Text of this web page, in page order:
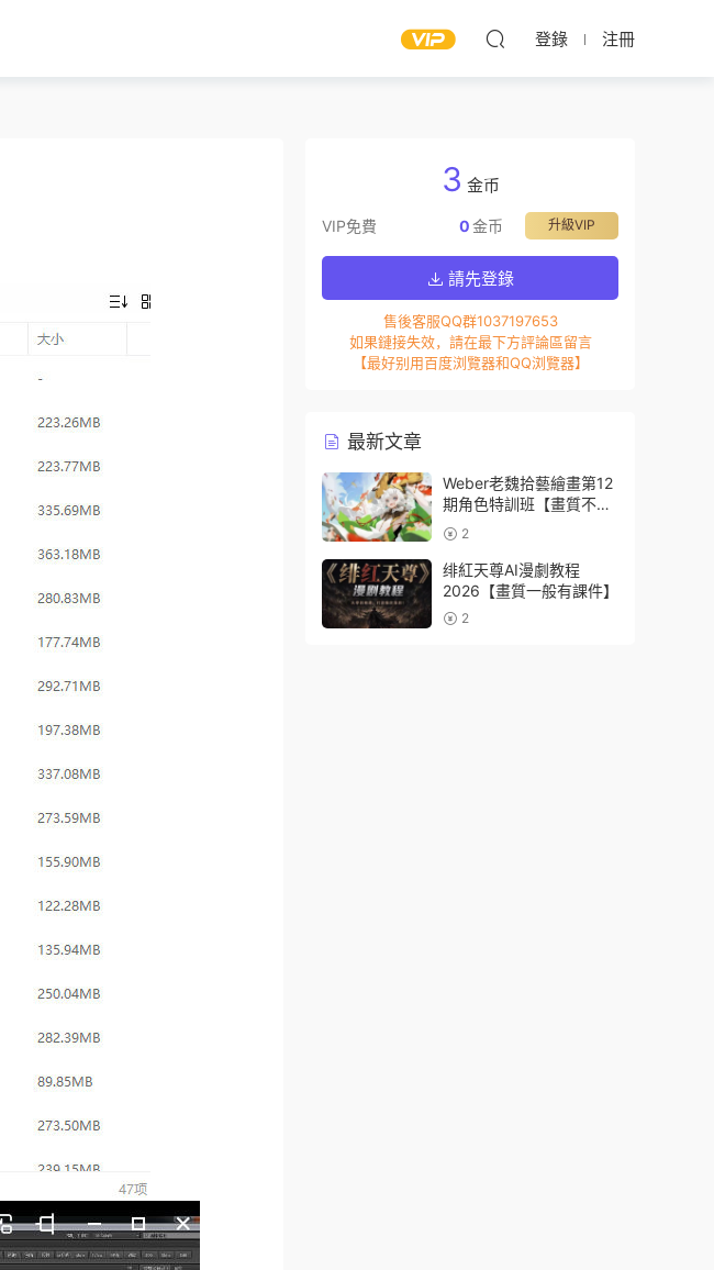
登錄 注冊
3 金币
VIP免費 升級VIP
0金币
請先登錄
售後客服QQ群1037197653
如果鏈接失效，請在最下方評論區留言
【最好别用百度浏覽器和QQ浏覽器】
最新文章
Weber老魏拾藝繪畫第12
期角色特訓班【畫質不錯
隻有視頻】
2
绯紅天尊AI漫劇教程
2026【畫質一般有課件】
2